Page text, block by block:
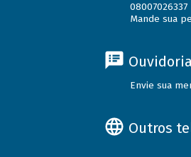
08007026337
Mande sua
Ouvidoria
Envie sua
Outros